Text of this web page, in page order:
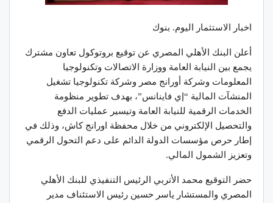
اخبار الاستثمار اليوم. بنوك
أعلن البنك الأهلي المصري عن توقيع بروتوكول تعاون مشترك
يجمع بين النيابة العامة ووزارة الاتصالات وتكنولوجيا
المعلومات وشركة أورانج مصر وشركة تكنولوجيا تشغيل
المنشآت المالية “إي فاينانس”، بهدف تطوير منظومة
الخدمات الرقمية للنيابة العامة وتيسير عمليات الدفع
والتحصيل الإلكتروني من خلال محفظة اورانج كاش، وذلك في
إطار حرص مؤسسات الدولة الدائم على دعم التحول الرقمي
وتعزيز الشمول المالي.
حضر التوقيع محمد الأتربي الرئيس التنفيذي للبنك الأهلي
المصري والمستشار ياسر حسين رئيس الاستئناف مدير